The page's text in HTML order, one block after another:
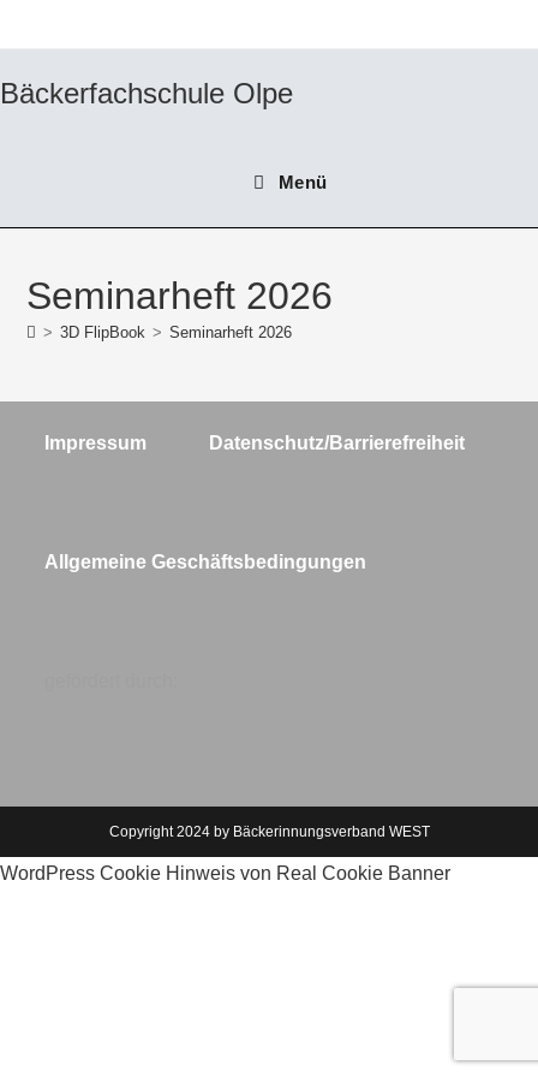
Bäckerfachschule Olpe
Menü
Seminarheft 2026
> 3D FlipBook > Seminarheft 2026
Impressum Datenschutz/Barrierefreiheit
Allgemeine Geschäftsbedingungen
Copyright 2024 by Bäckerinnungsverband WEST
WordPress Cookie Hinweis von Real Cookie Banner